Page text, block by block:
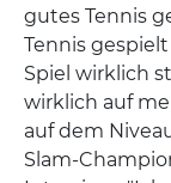
gutes Tennis
Tennis
Spiel wirklich
wirklich auf
auf dem
Slam-